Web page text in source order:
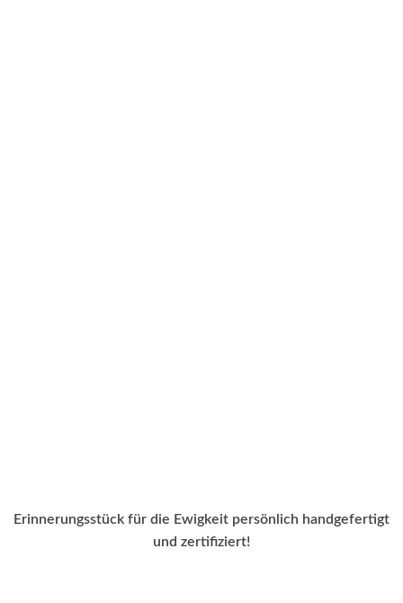
Erinnerungsstück für die Ewigkeit persönlich handgefertigt
und zertifiziert!